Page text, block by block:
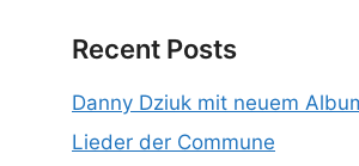
Recent Posts
Danny Dziuk mit neuem
Lieder der Commune